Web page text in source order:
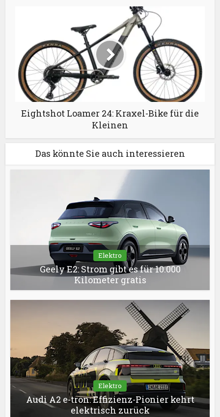
Eightshot Loamer 24: Kraxel-Bike für die
Kleinen
Das könnte Sie auch interessieren
Elektro
Geely E2: Strom gibt es für 10.000
Kilometer gratis
Elektro
Audi A2 e-tron: Effizienz-Pionier kehrt
elektrisch zurück